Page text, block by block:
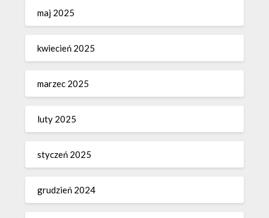
maj 2025
kwiecień 2025
marzec 2025
luty 2025
styczeń 2025
grudzień 2024